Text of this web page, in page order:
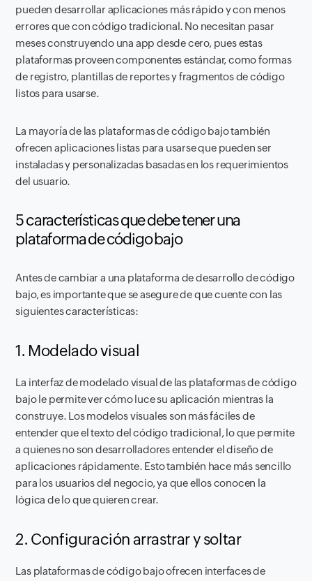
pueden desarrollar aplicaciones más rápido y con menos
errores que con código tradicional. No necesitan pasar
meses construyendo una app desde cero, pues estas
plataformas proveen componentes estándar, como formas
de registro, plantillas de reportes y fragmentos de código
listos para usarse.
La mayoría de las plataformas de código bajo también
ofrecen aplicaciones listas para usarse que pueden ser
instaladas y personalizadas basadas en los requerimientos
del usuario.
5 características que debe tener una
plataforma de código bajo
Antes de cambiar a una plataforma de desarrollo de código
bajo, es importante que se asegure de que cuente con las
siguientes características:
1. Modelado visual
La interfaz de modelado visual de las plataformas de código
bajo le permite ver cómo luce su aplicación mientras la
construye. Los modelos visuales son más fáciles de
entender que el texto del código tradicional, lo que permite
a quienes no son desarrolladores entender el diseño de
aplicaciones rápidamente. Esto también hace más sencillo
para los usuarios del negocio, ya que ellos conocen la
lógica de lo que quieren crear.
2. Configuración arrastrar y soltar
Las plataformas de código bajo ofrecen interfaces de